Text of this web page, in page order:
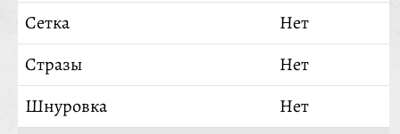
Сетка
Нет
Стразы
Нет
Шнуровка
Нет